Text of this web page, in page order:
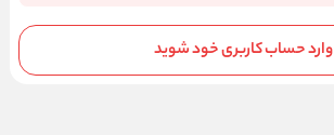
وارد حساب کاربری خود شوید